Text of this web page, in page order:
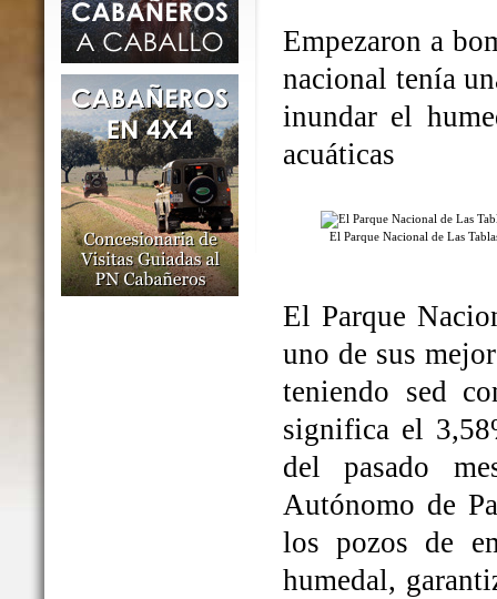
Empezaron a
nacional tenía
inundar el
acuáticas
El Parque Nacional de Las
El Parque
uno de sus
teniendo sed
significa el
del pasado
Autónomo de
los pozos de
humedal,